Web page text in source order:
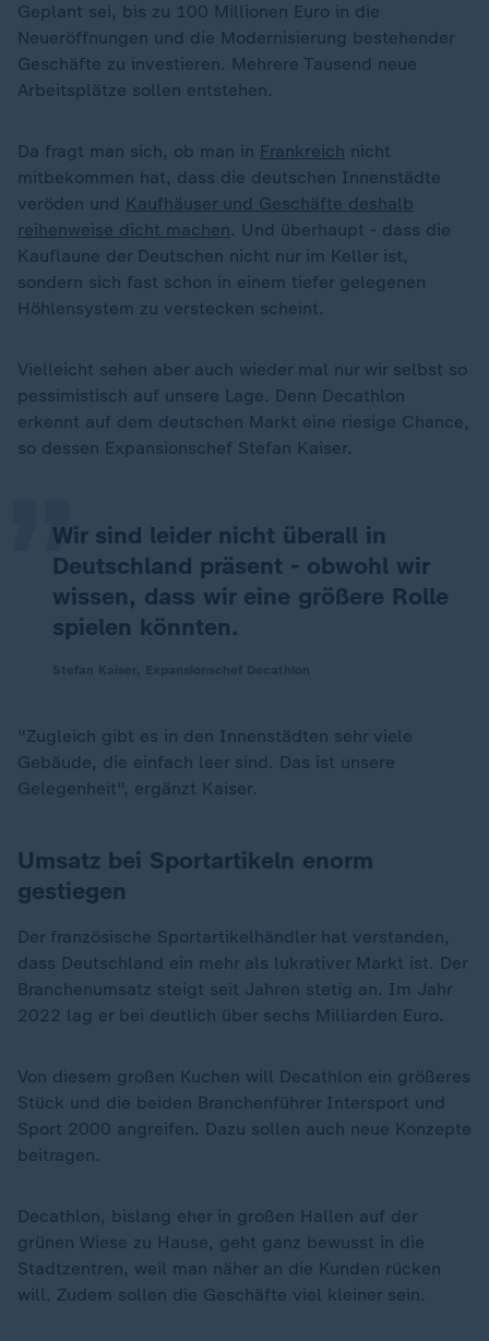
Geplant sei, bis zu 100 Millionen Euro in die
Neueröffnungen und die Modernisierung bestehender
Geschäfte zu investieren. Mehrere Tausend neue
Arbeitsplätze sollen entstehen.
Da fragt man sich, ob man in Frankreich nicht
mitbekommen hat, dass die deutschen Innenstädte
veröden und Kaufhäuser und Geschäfte deshalb
reihenweise dicht machen. Und überhaupt - dass die
Kauflaune der Deutschen nicht nur im Keller ist,
sondern sich fast schon in einem tiefer gelegenen
Höhlensystem zu verstecken scheint.
Vielleicht sehen aber auch wieder mal nur wir selbst so
pessimistisch auf unsere Lage. Denn Decathlon
erkennt auf dem deutschen Markt eine riesige Chance,
so dessen Expansionschef Stefan Kaiser.
Wir sind leider nicht überall in
Deutschland präsent - obwohl wir
wissen, dass wir eine größere Rolle
spielen könnten.
„
"Zugleich gibt es in den Innenstädten sehr viele
Gebäude, die einfach leer sind. Das ist unsere
Gelegenheit", ergänzt Kaiser.
Umsatz bei Sportartikeln enorm
gestiegen
Der französische Sportartikelhändler hat verstanden,
dass Deutschland ein mehr als lukrativer Markt ist. Der
Branchenumsatz steigt seit Jahren stetig an. Im Jahr
2022 lag er bei deutlich über sechs Milliarden Euro.
Von diesem großen Kuchen will Decathlon ein größeres
Stück und die beiden Branchenführer Intersport und
Sport 2000 angreifen. Dazu sollen auch neue Konzepte
beitragen.
Decathlon, bislang eher in großen Hallen auf der
grünen Wiese zu Hause, geht ganz bewusst in die
Stadtzentren, weil man näher an die Kunden rücken
will. Zudem sollen die Geschäfte viel kleiner sein.